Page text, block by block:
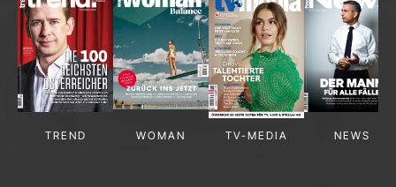
TREND WOMAN TV-MEDIA NEWS